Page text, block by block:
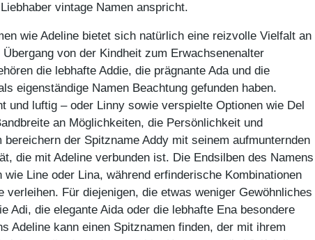
vintage Namen anspricht.
wie Adeline bietet sich natürlich eine reizvolle Vielfalt an
von der Kindheit zum Erwachsenenalter
die lebhafte Addie, die prägnante Ada und die
eigenständige Namen Beachtung gefunden haben.
und luftig – oder Linny sowie verspielte Optionen wie Del
an Möglichkeiten, die Persönlichkeit und
der Spitzname Addy mit seinem aufmunternden
die mit Adeline verbunden ist. Die Endsilben des Namens
Line oder Lina, während erfinderische Kombinationen
verleihen. Für diejenigen, die etwas weniger Gewöhnliches
Adi, die elegante Aida oder die lebhafte Ena besondere
Adeline kann einen Spitznamen finden, der mit ihrem